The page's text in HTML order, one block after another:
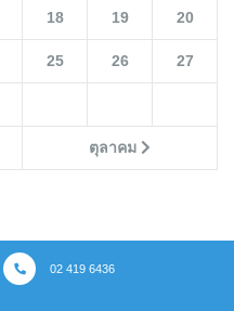
ตุลาคม
18 19 20
25 26 27
02 419 6436